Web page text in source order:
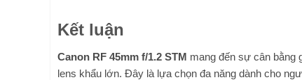
Kết luận
Canon RF 45mm f/1.2 STM mang đến sự cân bằng
lens khẩu lớn. Đây là lựa chọn đa năng dành cho